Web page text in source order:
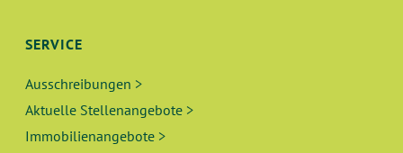
SERVICE
Ausschreibungen >
Aktuelle Stellenangebote >
Immobilienangebote >